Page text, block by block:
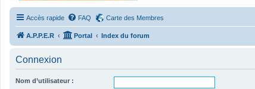
Accès rapide FAQ Carte des Membres
A.P.P.E.R Portal Index du forum
Connexion
Nom d’utilisateur :